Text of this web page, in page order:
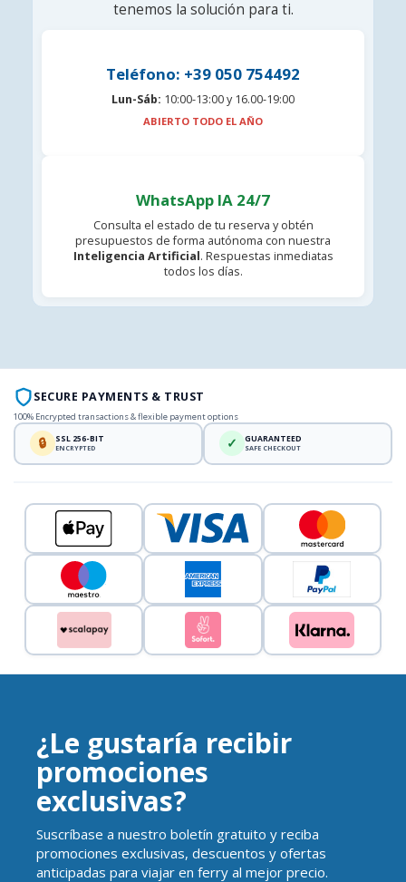
tenemos la solución para ti.
Teléfono: +39 050 754492
Lun-Sáb: 10:00-13:00 y 16.00-19:00
ABIERTO TODO EL AÑO
WhatsApp IA 24/7
Consulta el estado de tu reserva y obtén
presupuestos de forma autónoma con nuestra
Inteligencia Artificial. Respuestas inmediatas
todos los días.
SECURE PAYMENTS & TRUST
100% Encrypted transactions & flexible payment options
🔒 SSL 256-BIT
ENCRYPTED ✓ GUARANTEED
SAFE CHECKOUT
¿Le gustaría recibir
promociones
exclusivas?
Suscríbase a nuestro boletín gratuito y reciba
promociones exclusivas, descuentos y ofertas
anticipadas para viajar en ferry al mejor precio.